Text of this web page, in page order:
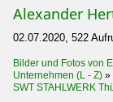
Alexander
02.07.2020, 522
Bilder und Fotos von
Unternehmen (L - Z) »
SWT STAHLWERK